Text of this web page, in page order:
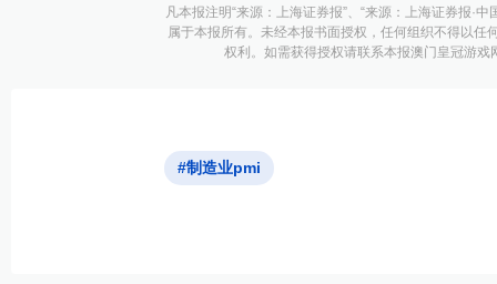
凡本报注明“来源：上海证券报”、“来源：上海证券报·
属于本报所有。未经本报书面授权，任何组织不得以
权利。如需获得授权请联系本报澳门皇冠游
#制造业pmi